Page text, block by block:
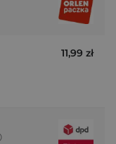
11,99 zł